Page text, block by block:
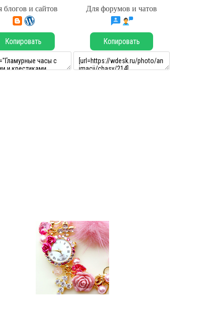
блогов и сайтов Для форумов и чатов
Копировать Копировать